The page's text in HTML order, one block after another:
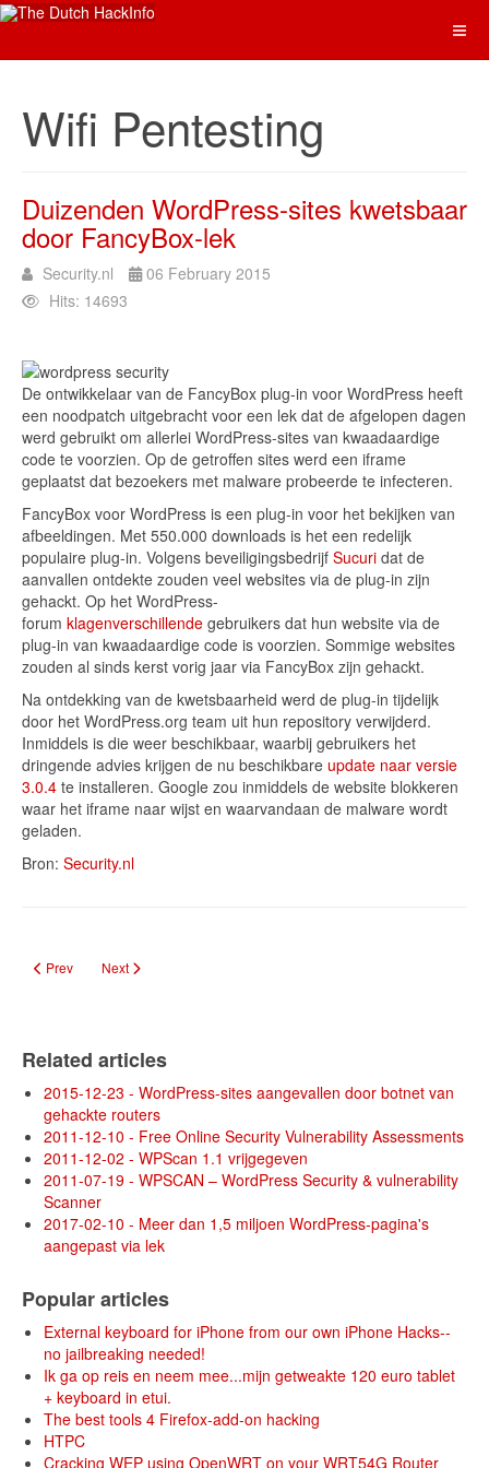
Wifi Pentesting
Duizenden WordPress-sites kwetsbaar
door FancyBox-lek
Security.nl
06 February 2015
Hits: 14693
De ontwikkelaar van de FancyBox plug-in voor WordPress heeft
een noodpatch uitgebracht voor een lek dat de afgelopen dagen
werd gebruikt om allerlei WordPress-sites van kwaadaardige
code te voorzien. Op de getroffen sites werd een iframe
geplaatst dat bezoekers met malware probeerde te infecteren.
FancyBox voor WordPress is een plug-in voor het bekijken van
afbeeldingen. Met 550.000 downloads is het een redelijk
populaire plug-in. Volgens beveiligingsbedrijf Sucuri dat de
aanvallen ontdekte zouden veel websites via de plug-in zijn
gehackt. Op het WordPress-
forum klagenverschillende gebruikers dat hun website via de
plug-in van kwaadaardige code is voorzien. Sommige websites
zouden al sinds kerst vorig jaar via FancyBox zijn gehackt.
Na ontdekking van de kwetsbaarheid werd de plug-in tijdelijk
door het WordPress.org team uit hun repository verwijderd.
Inmiddels is die weer beschikbaar, waarbij gebruikers het
dringende advies krijgen de nu beschikbare update naar versie
3.0.4 te installeren. Google zou inmiddels de website blokkeren
waar het iframe naar wijst en waarvandaan de malware wordt
geladen.
Bron: Security.nl
Previous article: Hacker opent ook BMW en Mercedes op afstand
Prev Next article: Vermomde usb-oplader luistert toetsaanslagen
Next
Related articles
2015-12-23 - WordPress-sites aangevallen door botnet van
gehackte routers
2011-12-10 - Free Online Security Vulnerability Assessments
2011-12-02 - WPScan 1.1 vrijgegeven
2011-07-19 - WPSCAN – WordPress Security & vulnerability
Scanner
2017-02-10 - Meer dan 1,5 miljoen WordPress-pagina's
aangepast via lek
Popular articles
External keyboard for iPhone from our own iPhone Hacks--
no jailbreaking needed!
Ik ga op reis en neem mee...mijn getweakte 120 euro tablet
+ keyboard in etui.
The best tools 4 Firefox-add-on hacking
HTPC
Cracking WEP using OpenWRT on your WRT54G Router